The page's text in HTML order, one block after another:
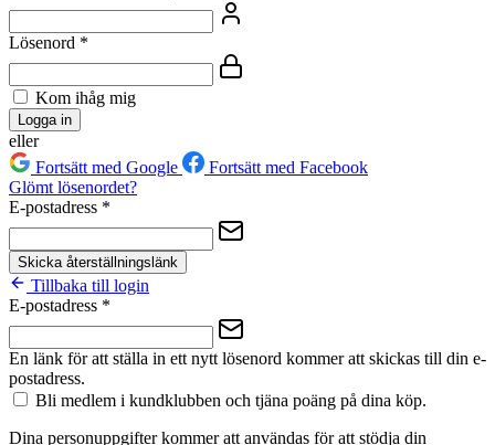
Lösenord *
Kom ihåg mig
Logga in
eller
Fortsätt med Google
Fortsätt med Facebook
Glömt lösenordet?
E-postadress *
Skicka återställningslänk
Tillbaka till login
E-postadress *
En länk för att ställa in ett nytt lösenord kommer att skickas till din e-
postadress.
Bli medlem i kundklubben och tjäna poäng på dina köp.
Dina personuppgifter kommer att användas för att stödja din